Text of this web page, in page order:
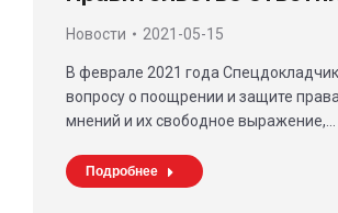
Новости 2021-05-15
В феврале 2021 года
вопросу о поощрении и защите
мнений и их свободное выражение,…
Подробнее